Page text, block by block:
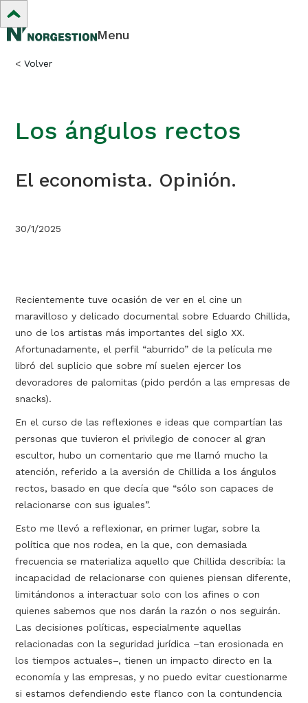
Menu
< Volver
Los ángulos rectos
El economista. Opinión.
30/1/2025
Recientemente tuve ocasión de ver en el cine un
maravilloso y delicado documental sobre Eduardo Chillida,
uno de los artistas más importantes del siglo XX.
Afortunadamente, el perfil “aburrido” de la película me
libró del suplicio que sobre mí suelen ejercer los
devoradores de palomitas (pido perdón a las empresas de
snacks).
En el curso de las reflexiones e ideas que compartían las
personas que tuvieron el privilegio de conocer al gran
escultor, hubo un comentario que me llamó mucho la
atención, referido a la aversión de Chillida a los ángulos
rectos, basado en que decía que “sólo son capaces de
relacionarse con sus iguales”.
Esto me llevó a reflexionar, en primer lugar, sobre la
política que nos rodea, en la que, con demasiada
frecuencia se materializa aquello que Chillida describía: la
incapacidad de relacionarse con quienes piensan diferente,
limitándonos a interactuar solo con los afines o con
quienes sabemos que nos darán la razón o nos seguirán.
Las decisiones políticas, especialmente aquellas
relacionadas con la seguridad jurídica –tan erosionada en
los tiempos actuales–, tienen un impacto directo en la
economía y las empresas, y no puedo evitar cuestionarme
si estamos defendiendo este flanco con la contundencia